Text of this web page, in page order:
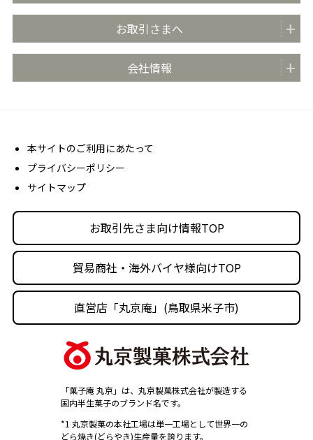
全国の販売店
おいしさのこだわり
安心・安全の取り組み
どらやきのまち米子
どらやきの日 (4月4日)
お取引さまへ
お取引先さま向け情報TOP
商品カタログ
会社情報
経営理念
沿革
丸京の事業体
人材育成・社会活動
本サイトのご利用にあたって
プライバシーポリシー
サイトマップ
お取引先さま向け情報TOP
貿易商社・海外バイヤ様向けTOP
直営店「丸京庵」(鳥取県米子市)
「菓子庵 丸京」は、丸京製菓株式会社が製造する
国内半生菓子のブランド名です。
*1 丸京製菓の本社工場は単一工場として世界一の
どら焼き(どらやき)生産量を誇ります。